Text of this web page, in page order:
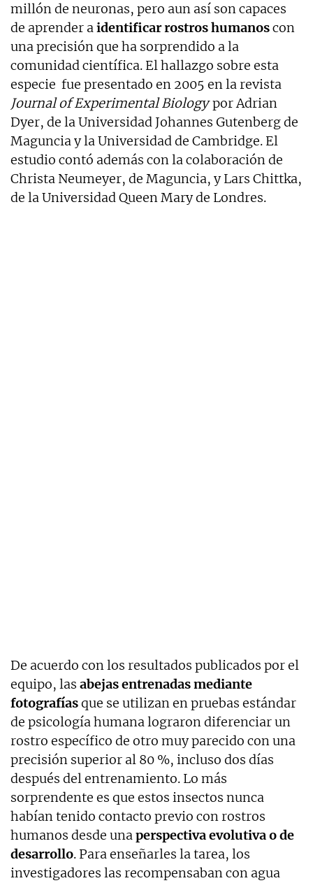
millón de neuronas, pero aun así son capaces
de aprender aidentificar rostros humanoscon
una precisión que ha sorprendido a la
comunidad científica. El hallazgo sobre esta
especie fue presentado en 2005 en la revista
Journal of Experimental Biologypor Adrian
Dyer, de la Universidad Johannes Gutenberg de
Maguncia y la Universidad de Cambridge. El
estudio contó además con la colaboración de
Christa Neumeyer, de Maguncia, y Lars Chittka,
de la Universidad Queen Mary de Londres.
De acuerdo con los resultados publicados por el
equipo, las abejas entrenadas mediante
fotografíasque se utilizan en pruebas estándar
de psicología humana lograron diferenciar un
rostro específico de otro muy parecido con una
precisión superior al 80 %, incluso dos días
después del entrenamiento. Lo más
sorprendente es que estos insectos nunca
habían tenido contacto previo con rostros
humanos desde unaperspectiva evolutiva o de
desarrollo. Para enseñarles la tarea, los
investigadores las recompensaban con agua